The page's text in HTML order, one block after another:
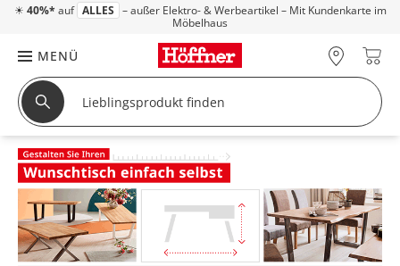
☀ 40%* auf ALLES – außer Elektro- & Werbeartikel – Mit Kundenkarte im
Möbelhaus
MENÜ